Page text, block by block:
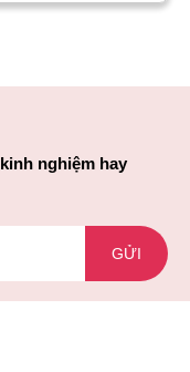
nghiệm hay
GỬI